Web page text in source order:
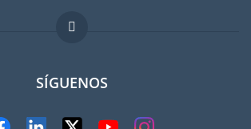
Trabajos en el extranjero
FAQ
SÍGUENOS